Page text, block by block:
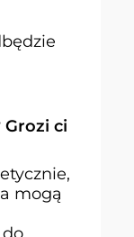
Grozi ci
mogą